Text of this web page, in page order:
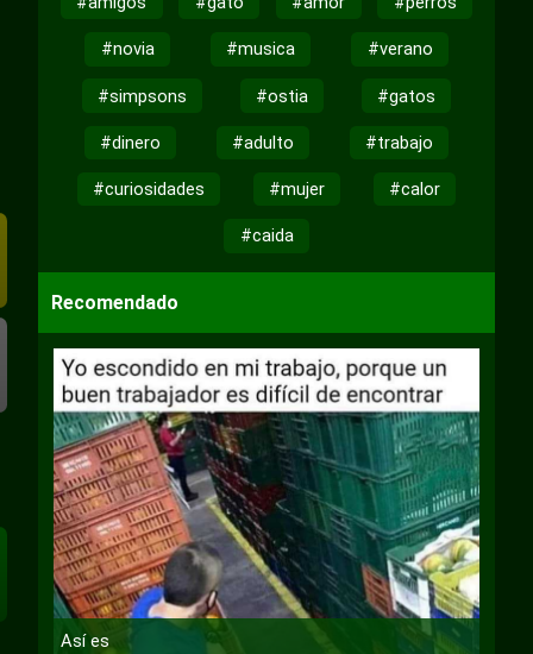
#novia #musica #verano
#simpsons #ostia #gatos
#dinero #adulto #trabajo
#curiosidades #mujer #calor
#caida
Recomendado
Así es